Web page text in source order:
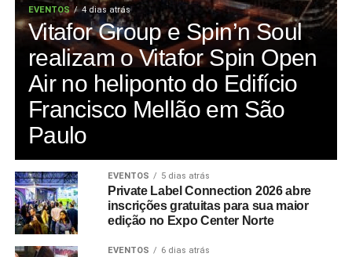
EVENTOS 4 dias atrás
Vitafor Group e Spin’n Soul
realizam o Vitafor Spin Open
Air no heliponto do Edifício
Francisco Mellão em São
Paulo
EVENTOS 5 dias atrás
Private Label Connection 2026 abre
inscrições gratuitas para sua maior
edição no Expo Center Norte
EVENTOS 6 dias atrás